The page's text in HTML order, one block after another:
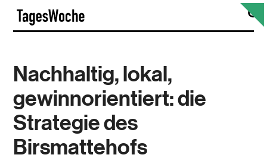
Skip
content
Nachhaltig, lokal,
gewinnorientiert: die
Strategie des
Birsmattehofs